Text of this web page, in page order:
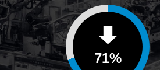
71%